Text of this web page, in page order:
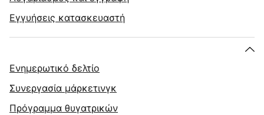
Εγγυήσεις κατασκευαστή
Ενημερωτικό δελτίο
Συνεργασία μάρκετινγκ
Πρόγραμμα θυγατρικών